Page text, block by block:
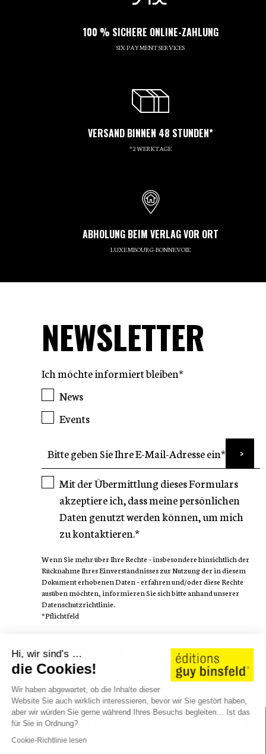
100 % SICHERE ONLINE-ZAHLUNG
SIX PAYMENT SERVICES
VERSAND BINNEN 48 STUNDEN*
*2 WERKTAGE
ABHOLUNG BEIM VERLAG VOR ORT
LUXEMBOURG-BONNEVOIE
NEWSLETTER
Ich möchte informiert bleiben*
News
Events
Mit der Übermittlung dieses Formulars
akzeptiere ich, dass meine persönlichen
Daten genutzt werden können, um mich
zu kontaktieren.*
Wenn Sie mehr über Ihre Rechte – insbesondere hinsichtlich der
Rücknahme Ihres Einverständnisses zur Nutzung der in diesem
Dokument erhobenen Daten – erfahren und/oder diese Rechte
ausüben möchten, informieren Sie sich bitte anhand unserer
Datenschutzrichtlinie.
*Pflichtfeld
FOLGEN SIE
AUTOREN WE LOVE STORIES
KONTAKT
Hi, wir sind’s …
die Cookies!
Wir haben abgewartet, ob die Inhalte dieser
Website Sie auch wirklich interessieren, bevor wir Sie gestört haben,
aber wir würden Sie gerne während Ihres Besuchs begleiten… Ist das
für Sie in Ordnung?
Cookie-Richtlinie lesen